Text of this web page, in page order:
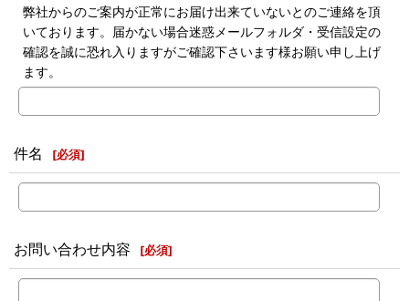
弊社からのご案内が正常にお届け出来ていないとのご連絡を頂
いております。届かない場合迷惑メールフォルダ・受信設定の
確認を誠に恐れ入りますがご確認下さいます様お願い申し上げ
ます。
件名 [必須]
お問い合わせ内容 [必須]